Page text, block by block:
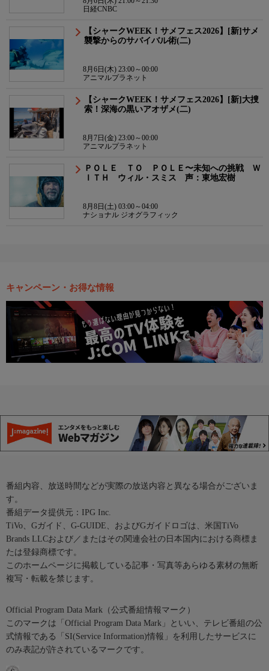
日経CNBC
【シャークWEEK！サメフェス2026】[新]サメ
襲撃からのサバイバル術(二)
8月6日(木) 23:00～00:00
アニマルプラネット
【シャークWEEK！サメフェス2026】[新]大捜
索！深海の黒いアオザメ(二)
8月7日(金) 23:00～00:00
アニマルプラネット
ＰＯＬＥ ＴＯ ＰＯＬＥ〜未知への挑戦 Ｗ
ＩＴＨ ウィル・スミス 声：東地宏樹
8月8日(土) 03:00～04:00
ナショナル ジオグラフィック
キャンペーン・お得な情報
番組内容、放送時間などが実際の放送内容と異なる場合がございま
す。
番組データ提供元：IPG Inc.
TiVo、Gガイド、G-GUIDE、およびGガイドロゴは、米国TiVo
Brands LLCおよび／またはその関連会社の日本国内における商標ま
たは登録商標です。
このホームページに掲載している記事・写真等あらゆる素材の無断
複写・転載を禁じます。
Official Program Data Mark（公式番組情報マーク）
このマークは「Official Program Data Mark」といい、テレビ番組の公
式情報である「SI(Service Information)情報」を利用したサービスに
のみ表記が許されているマークです。